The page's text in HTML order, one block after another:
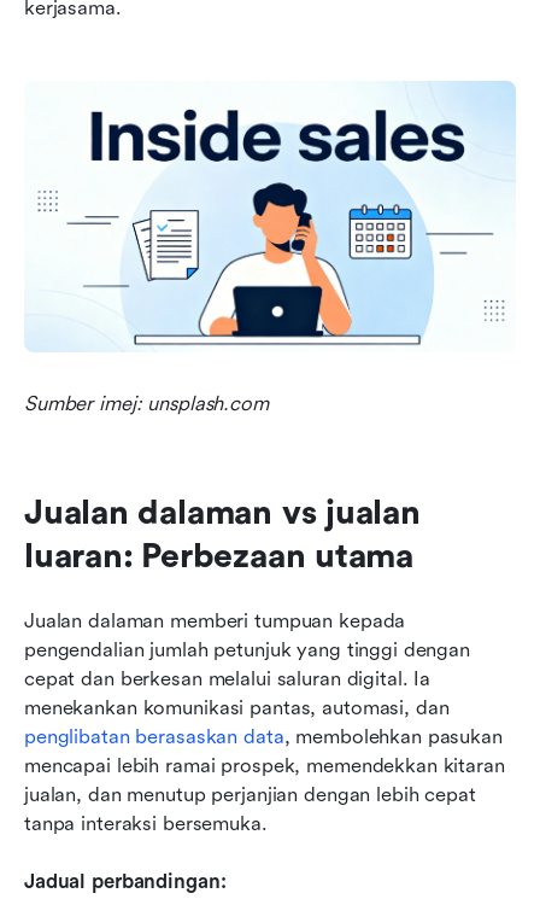
kerjasama.
Sumber imej: unsplash.com
Jualan dalaman vs jualan
luaran: Perbezaan utama
Jualan dalaman memberi tumpuan kepada
pengendalian jumlah petunjuk yang tinggi dengan
cepat dan berkesan melalui saluran digital. Ia
penglibatan berasaskan data, membolehkan pasukan
mencapai lebih ramai prospek, memendekkan kitaran
jualan, dan menutup perjanjian dengan lebih cepat
tanpa interaksi bersemuka.
Jadual perbandingan: